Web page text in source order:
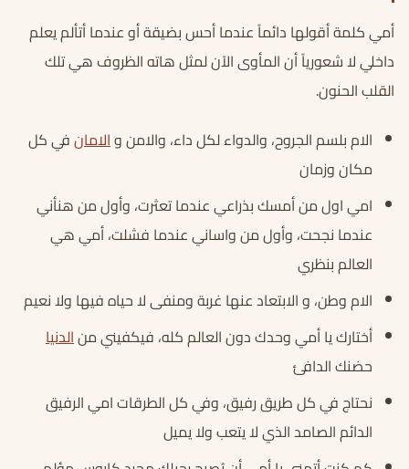
أمي كلمة أقولها دائماً عندما أحس بضيقة أو عندما أتألم يعلم
داخلي لا شعورياً أن المأوى الآن لمثل هاته الظروف هي تلك
القلب الحنون.
الام بلسم الجروح، والدواء لكل داء، والامن والامانفي كل
مكان وزمان
امي اول من أمسك بذراعي عندما تعثرت، وأول من هنأني
عندما نجحت، وأول من واساني عندما فشلت، أمي هي
العالم بنظري
الام وطن، و الابتعاد عنها غربة ومنفى لا حياه فيها ولا نعيم
أختارك يا أمي وحدك دون العالم كله، فيكفيني منالدنيا
حضنك الدافئ
نحتاج في كل طريق رفيق، وفي كل الطرقات امي الرفيق
الدائم الصامد الذي لا يتعب ولا يميل